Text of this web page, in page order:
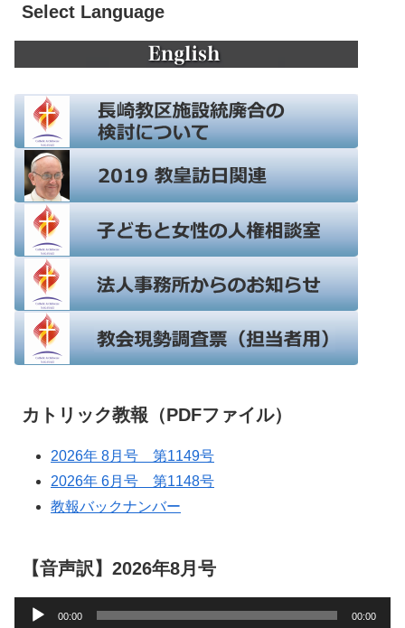
Select Language
カトリック教報（PDFファイル）
2026年 8月号 第1149号
2026年 6月号 第1148号
教報バックナンバー
【音声訳】2026年8月号
00:00 00:00